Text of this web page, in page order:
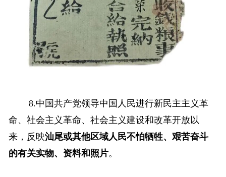
8.中国共产党领导中国人民进行新民主主义革
命、社会主义革命、社会主义建设和改革开放以
来，反映汕尾或其他区域人民不怕牺牲、艰苦奋斗
的有关实物、资料和照片。